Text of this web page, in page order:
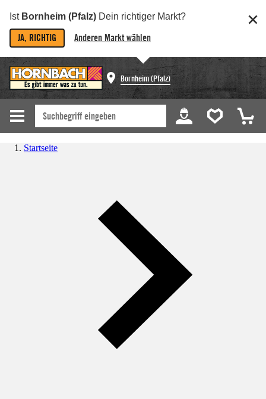
Ist Bornheim (Pfalz) Dein richtiger Markt?
JA, RICHTIG Anderen Markt wählen
Bornheim (Pfalz)
Startseite